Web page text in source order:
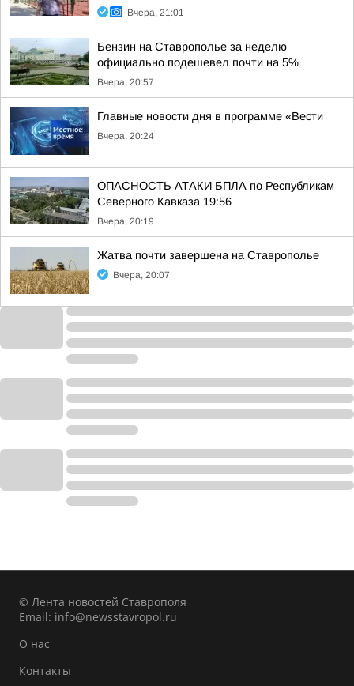
Вчера, 21:01
Бензин на Ставрополье за неделю
официально подешевел почти на 5%
Вчера, 20:57
Главные новости дня в программе «Вести
Вчера, 20:24
ОПАСНОСТЬ АТАКИ БПЛА по Республикам
Северного Кавказа 19:56
Вчера, 20:19
Жатва почти завершена на Ставрополье
Вчера, 20:07
© Лента новостей Ставрополя
Email: info@newsstavropol.ru
О нас
Контакты